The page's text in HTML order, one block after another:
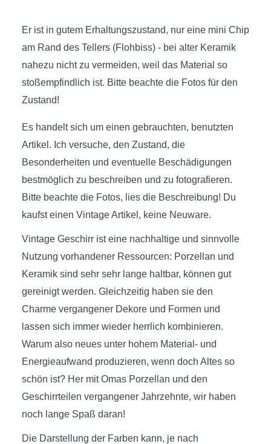
Er ist in gutem Erhaltungszustand, nur eine mini Chip
am Rand des Tellers (Flohbiss) - bei alter Keramik
nahezu nicht zu vermeiden, weil das Material so
stoßempfindlich ist. Bitte beachte die Fotos für den
Zustand!
Es handelt sich um einen gebrauchten, benutzten
Artikel. Ich versuche, den Zustand, die
Besonderheiten und eventuelle Beschädigungen
bestmöglich zu beschreiben und zu fotografieren.
Bitte beachte die Fotos, lies die Beschreibung! Du
kaufst einen Vintage Artikel, keine Neuware.
Vintage Geschirr ist eine nachhaltige und sinnvolle
Nutzung vorhandener Ressourcen: Porzellan und
Keramik sind sehr sehr lange haltbar, können gut
gereinigt werden. Gleichzeitig haben sie den
Charme vergangener Dekore und Formen und
lassen sich immer wieder herrlich kombinieren.
Warum also neues unter hohem Material- und
Energieaufwand produzieren, wenn doch Altes so
schön ist? Her mit Omas Porzellan und den
Geschirrteilen vergangener Jahrzehnte, wir haben
noch lange Spaß daran!
Die Darstellung der Farben kann, je nach